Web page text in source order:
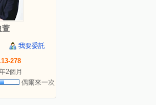
萱
我要委託
278
2個月
偶爾來一次